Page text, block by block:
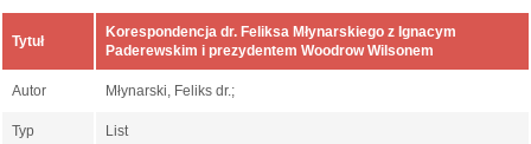
Tytuł
Korespondencja dr. Feliksa Młynarskiego z Ignacym
Paderewskim i prezydentem Woodrow Wilsonem
Autor Młynarski, Feliks dr.;
Typ List